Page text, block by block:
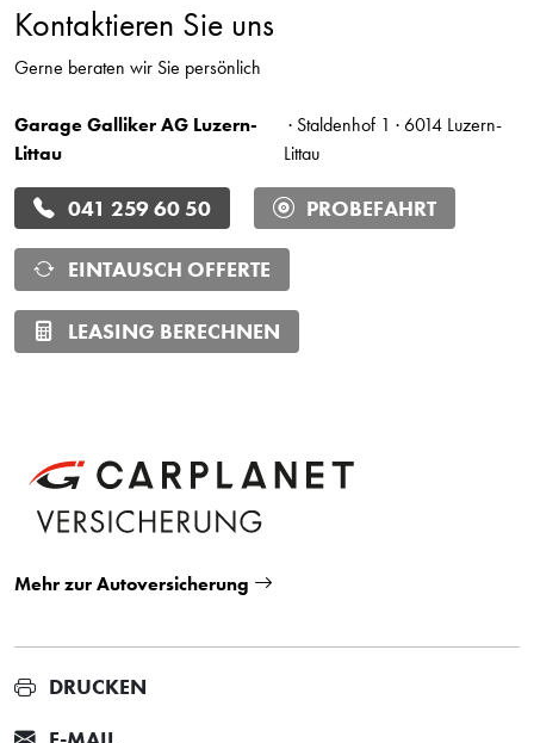
Kontaktieren Sie uns
Gerne beraten wir Sie persönlich
Garage Galliker AG Luzern-
Littau
· Staldenhof 1 · 6014 Luzern-
Littau
041 259 60 50 PROBEFAHRT
EINTAUSCH OFFERTE
LEASING BERECHNEN
Mehr zur Autoversicherung
DRUCKEN